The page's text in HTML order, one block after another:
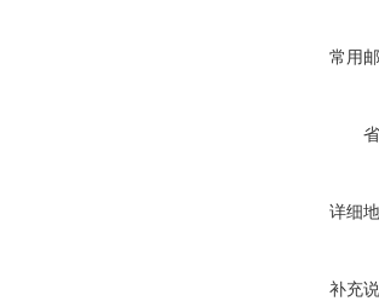
常用
详细
补充